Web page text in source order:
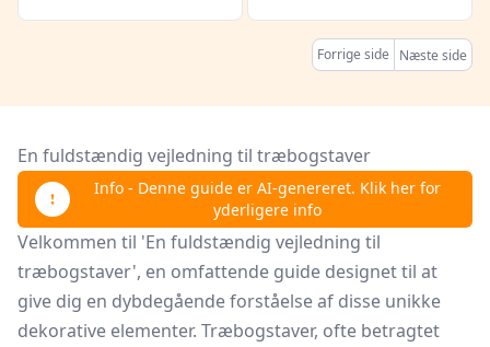
Forrige side Næste side
En fuldstændig vejledning til træbogstaver
Info - Denne guide er AI-genereret. Klik her for
yderligere info
Velkommen til 'En fuldstændig vejledning til
træbogstaver', en omfattende guide designet til at
give dig en dybdegående forståelse af disse unikke
dekorative elementer. Træbogstaver, ofte betragtet